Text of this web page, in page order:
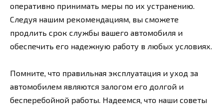
оперативно принимать меры по их устранению.
Следуя нашим рекомендациям, вы сможете
продлить срок службы вашего автомобиля и
обеспечить его надежную работу в любых условиях.
Помните, что правильная эксплуатация и уход за
автомобилем являются залогом его долгой и
бесперебойной работы. Надеемся, что наши советы